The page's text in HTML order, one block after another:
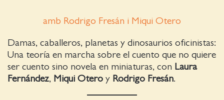
amb Rodrigo Fresán i Miqui Otero
Damas, caballeros, planetas y dinosaurios oficinistas:
Una teoría en marcha sobre el cuento que no quiere
ser cuento sino novela en miniaturas, con Laura
Fernández, Miqui Otero y Rodrigo Fresán.